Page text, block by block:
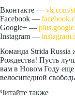
Вконтакте — vk.com/
Facebook —
Google+ —
Instagram —
Команда Strida Russia
Рождества! Пусть
вам в Новом Году еще
велосипедной
Читайте также